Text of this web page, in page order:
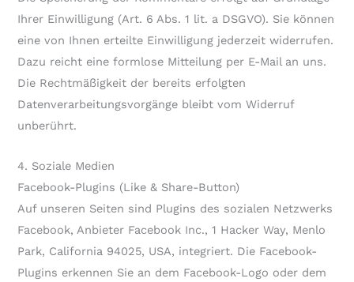
Ihrer Einwilligung (Art. 6 Abs. 1 lit. a DSGVO). Sie können
eine von Ihnen erteilte Einwilligung jederzeit widerrufen.
Dazu reicht eine formlose Mitteilung per E-Mail an uns.
Die Rechtmäßigkeit der bereits erfolgten
Datenverarbeitungsvorgänge bleibt vom Widerruf
unberührt.
4. Soziale Medien
Facebook-Plugins (Like & Share-Button)
Auf unseren Seiten sind Plugins des sozialen Netzwerks
Facebook, Anbieter Facebook Inc., 1 Hacker Way, Menlo
Park, California 94025, USA, integriert. Die Facebook-
Plugins erkennen Sie an dem Facebook-Logo oder dem